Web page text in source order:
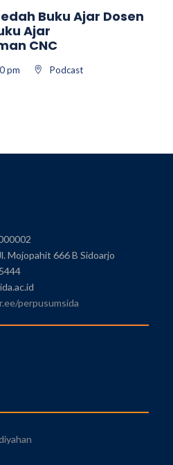
Buku Ajar Dosen
Ajar
CNC
pm Podcast
Mojopahit 666 B Sidoarjo
perpusumsida